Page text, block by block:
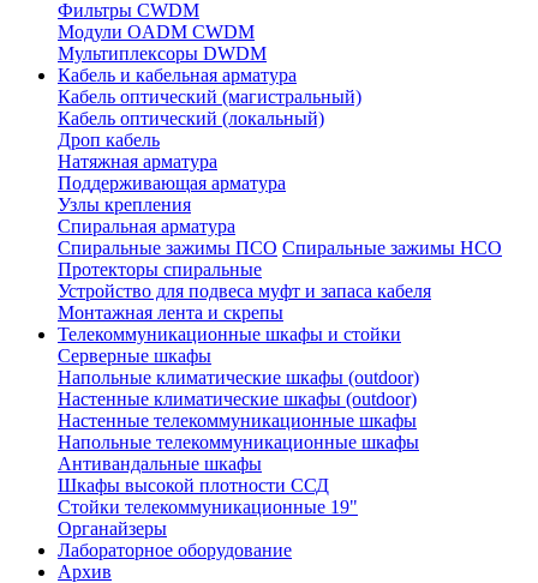
Фильтры CWDM
Модули OADM CWDM
Мультиплексоры DWDM
Кабель и кабельная арматура
Кабель оптический (магистральный)
Кабель оптический (локальный)
Дроп кабель
Натяжная арматура
Поддерживающая арматура
Узлы крепления
Спиральная арматура
Спиральные зажимы ПСО Спиральные зажимы НСО
Протекторы спиральные
Устройство для подвеса муфт и запаса кабеля
Монтажная лента и скрепы
Телекоммуникационные шкафы и стойки
Серверные шкафы
Напольные климатические шкафы (outdoor)
Настенные климатические шкафы (outdoor)
Настенные телекоммуникационные шкафы
Напольные телекоммуникационные шкафы
Антивандальные шкафы
Шкафы высокой плотности ССД
Стойки телекоммуникационные 19"
Органайзеры
Лабораторное оборудование
Архив